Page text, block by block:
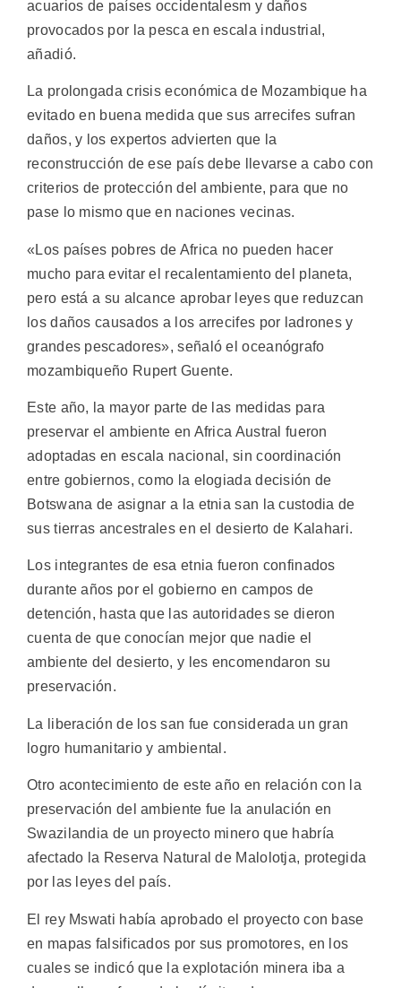
acuarios de países occidentalesm y daños
provocados por la pesca en escala industrial,
añadió.
La prolongada crisis económica de Mozambique ha
evitado en buena medida que sus arrecifes sufran
daños, y los expertos advierten que la
reconstrucción de ese país debe llevarse a cabo con
criterios de protección del ambiente, para que no
pase lo mismo que en naciones vecinas.
«Los países pobres de Africa no pueden hacer
mucho para evitar el recalentamiento del planeta,
pero está a su alcance aprobar leyes que reduzcan
los daños causados a los arrecifes por ladrones y
grandes pescadores», señaló el oceanógrafo
mozambiqueño Rupert Guente.
Este año, la mayor parte de las medidas para
preservar el ambiente en Africa Austral fueron
adoptadas en escala nacional, sin coordinación
entre gobiernos, como la elogiada decisión de
Botswana de asignar a la etnia san la custodia de
sus tierras ancestrales en el desierto de Kalahari.
Los integrantes de esa etnia fueron confinados
durante años por el gobierno en campos de
detención, hasta que las autoridades se dieron
cuenta de que conocían mejor que nadie el
ambiente del desierto, y les encomendaron su
preservación.
La liberación de los san fue considerada un gran
logro humanitario y ambiental.
Otro acontecimiento de este año en relación con la
preservación del ambiente fue la anulación en
Swazilandia de un proyecto minero que habría
afectado la Reserva Natural de Malolotja, protegida
por las leyes del país.
El rey Mswati había aprobado el proyecto con base
en mapas falsificados por sus promotores, en los
cuales se indicó que la explotación minera iba a